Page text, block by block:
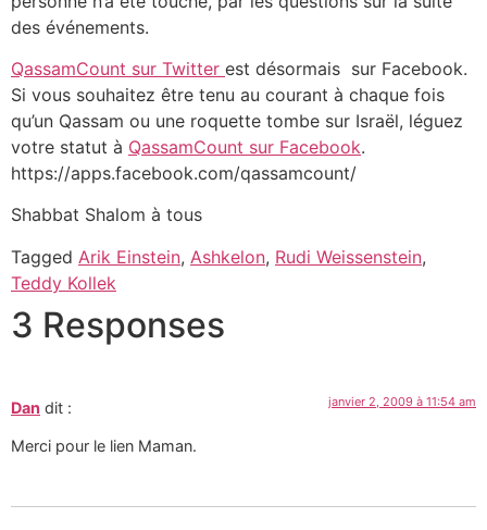
des événements.
QassamCount sur Twitter est désormais sur Facebook.
Si vous souhaitez être tenu au courant à chaque fois
qu’un Qassam ou une roquette tombe sur Israël, léguez
votre statut à QassamCount sur Facebook.
https://apps.facebook.com/qassamcount/
Shabbat Shalom à tous
Tagged Arik Einstein, Ashkelon, Rudi Weissenstein,
Teddy Kollek
3 Responses
Dan dit : janvier 2, 2009 à 11:54 am
Merci pour le lien Maman.